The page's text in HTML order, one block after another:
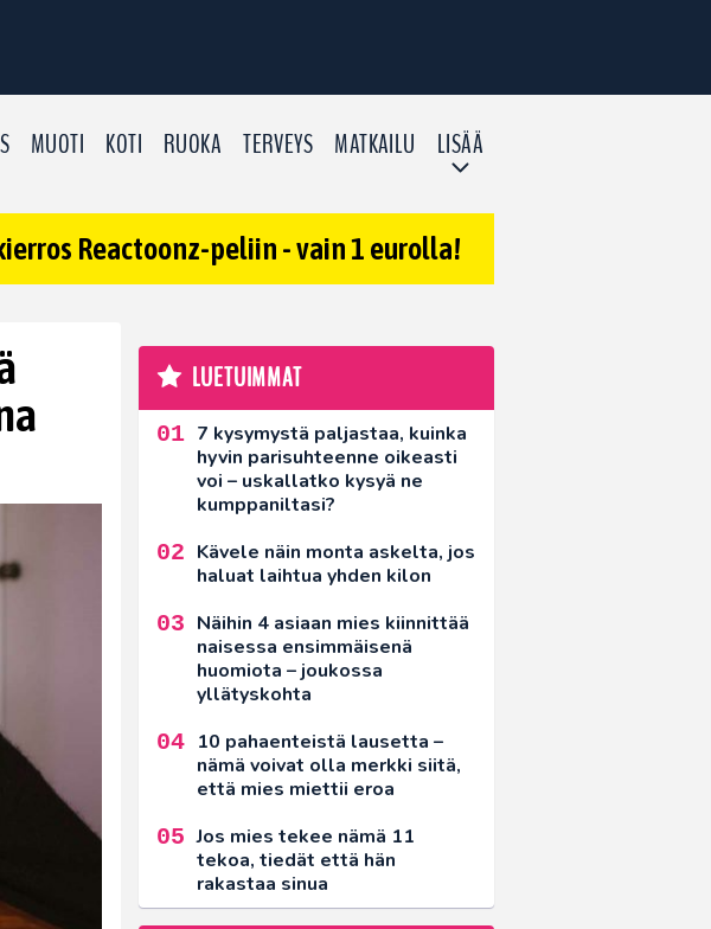
MUOTI KOTI RUOKA TERVEYS MATKAILU LISÄÄ
Reactoonz-peliin - vain 1 eurolla!
LUETUIMMAT
7 kysymystä paljastaa, kuinka
hyvin parisuhteenne oikeasti
voi – uskallatko kysyä ne
kumppaniltasi?
Kävele näin monta askelta, jos
haluat laihtua yhden kilon
Näihin 4 asiaan mies kiinnittää
naisessa ensimmäisenä
huomiota – joukossa
yllätyskohta
10 pahaenteistä lausetta –
nämä voivat olla merkki siitä,
että mies miettii eroa
Jos mies tekee nämä 11
tekoa, tiedät että hän
rakastaa sinua